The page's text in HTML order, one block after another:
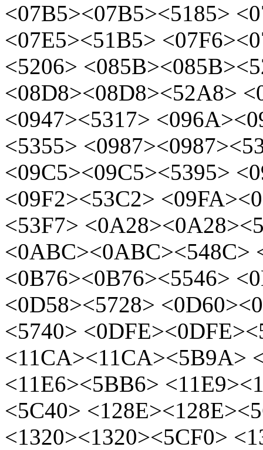
<07B5><07B5><5185>
<07E5><51B5>
<5206>
<08D8><08D8><52A8>
<0947><5317>
<5355>
<09C5><09C5><5395>
<09F2><53C2>
<53F7>
<0ABC><0ABC><548C>
<0B76><0B76><5546>
<0D58><5728>
<5740>
<11CA><11CA><5B9A>
<11E6><5BB6>
<5C40>
<1320><1320><5CF0>